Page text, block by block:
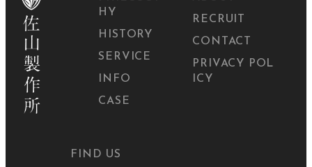
HY
HISTORY
SERVICE
INFO
CASE
RECRUIT
CONTACT
PRIVACY POL
ICY
FIND US